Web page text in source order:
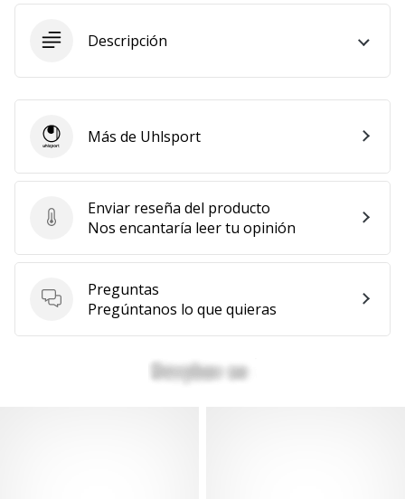
Descripción
Enviar reseña del producto
Enviar reseña del producto
Nos encantaría leer tu opinión
Preguntas
Preguntas
Pregúntanos lo que quieras
UhlsportMás de Uhlsport